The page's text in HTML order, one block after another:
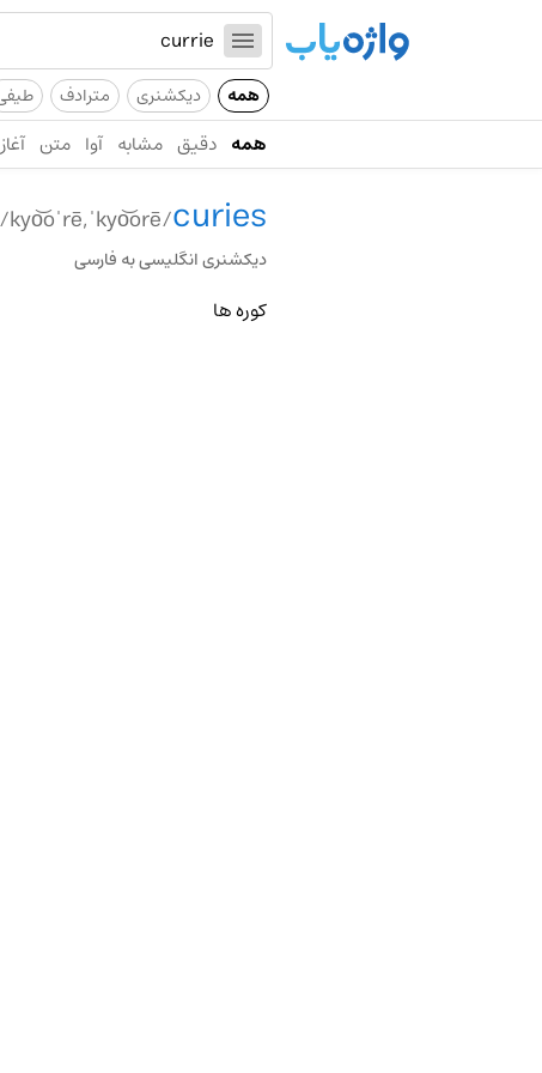
همه دیکشنری مترادف
همه دقیق مشابه آوا متن آغاز
curies
/kyo͝oˈrē,ˈkyo͝orē/
دیکشنری انگلیسی به فارسی
کوره ها